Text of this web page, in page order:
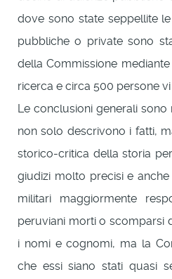
dove sono state seppellite
pubbliche o private sono
della Commissione
ricerca e circa 500 persone
Le conclusioni generali sono
non solo descrivono i fatti,
storico-critica della storia
giudizi molto precisi e
militari maggiormente
peruviani morti o scomparsi
i nomi e cognomi, ma la
che essi siano stati quasi